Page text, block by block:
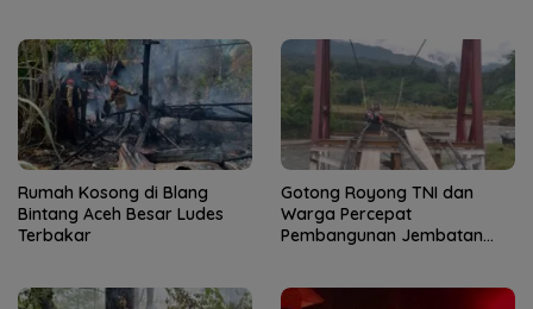
Rumah Kosong di Blang
Bintang Aceh Besar Ludes
Terbakar
Gotong Royong TNI dan
Warga Percepat
Pembangunan Jembatan